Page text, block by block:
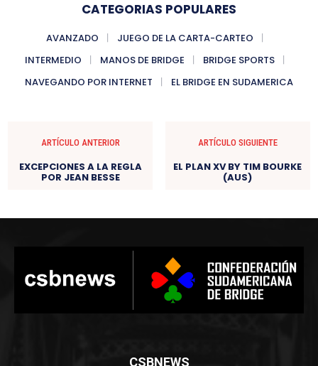
CATEGORIAS POPULARES
AVANZADO
JUEGO DE LA CARTA-CARTEO
INTERMEDIO
MANOS DE BRIDGE
BRIDGE SPORTS
NAVEGANDO POR INTERNET
EL BRIDGE EN SUDAMERICA
ARTÍCULO ANTERIOR
EXCEPCIONES A LA REGLA
POR JEAN BESSE
ARTÍCULO SIGUIENTE
EL PLAN XV BY TIM BOURKE
(AUS)
CSBNEWS